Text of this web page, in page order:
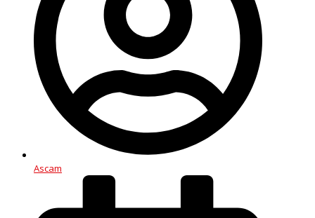
Ascam